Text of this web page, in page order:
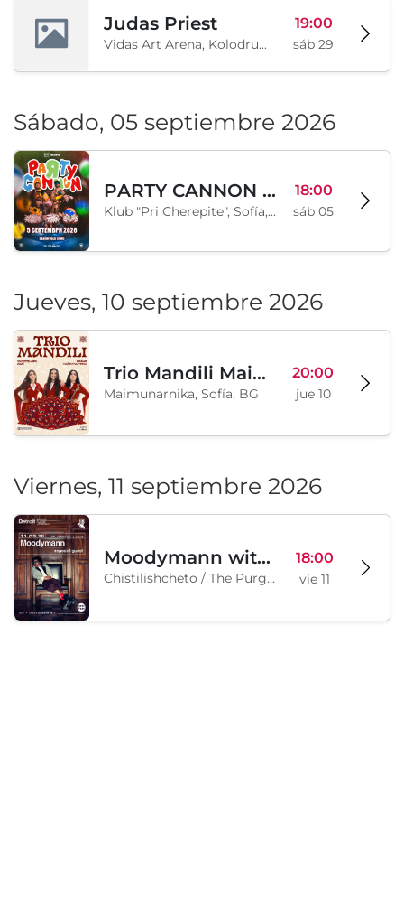
Judas Priest
Vidas Art Arena, Kolodrum, Borisova gradina, Sofía, BG
19:00
sáb 29
Sábado, 05 septiembre 2026
PARTY CANNON live in Sofia
Klub "Pri Cherepite", Sofía, BG
18:00
sáb 05
Jueves, 10 septiembre 2026
Trio Mandili Maimunarnika- Sofia
Maimunarnika, Sofía, BG
20:00
jue 10
Viernes, 11 septiembre 2026
Moodymann with special guests
Chistilishcheto / The Purgatory, Sofía, BG
18:00
vie 11